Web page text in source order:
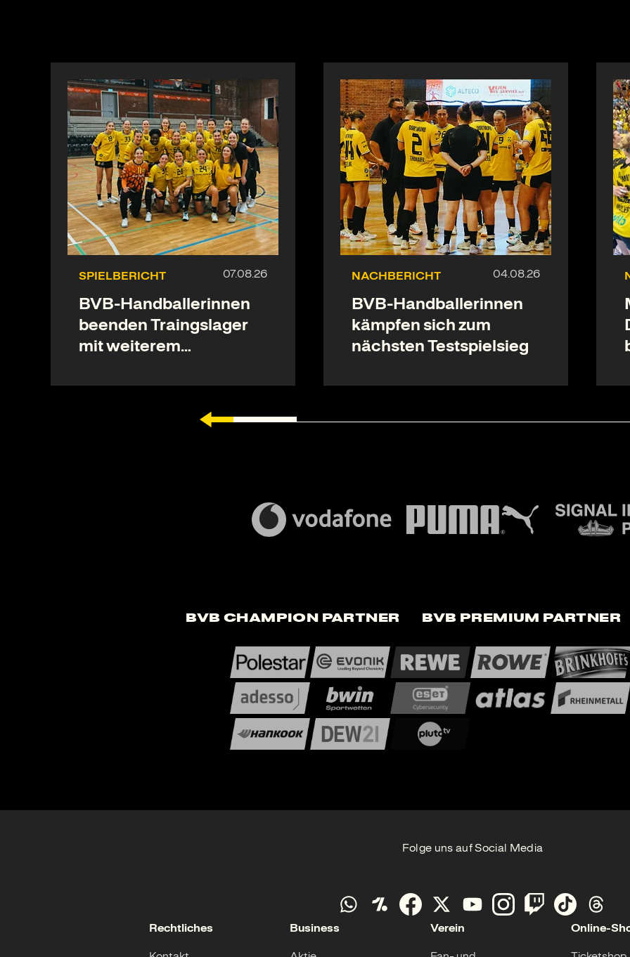
SPIELBERICHT
BVB-Handballerinnen
beenden Traingslager
mit weiterem
NACHBERICHT
BVB-Handballerinnen
kämpfen sich zum
nächsten Testspielsieg
BVB Champion Partner BVB Premium Partner
Folge uns auf Social Media
Rechtliches
Business
Verein
Online-